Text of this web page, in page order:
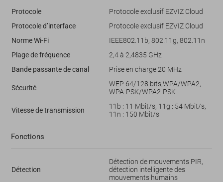
Protocole
Protocole exclusif EZVIZ Cloud
Protocole d’interface
Protocole exclusif EZVIZ Cloud
Norme Wi-Fi
IEEE802.11b, 802.11g, 802.11n
Plage de fréquence
2,4 à 2,4835 GHz
Bande passante de canal
Prise en charge 20 MHz
Sécurité
WEP 64/128 bits,WPA/WPA2,
WPA-PSK/WPA2-PSK
Vitesse de transmission
11b : 11 Mbit/s, 11g : 54 Mbit/s,
11n : 150 Mbit/s
Fonctions
Détection
Détection de mouvements PIR,
détection intelligente des
mouvements humains